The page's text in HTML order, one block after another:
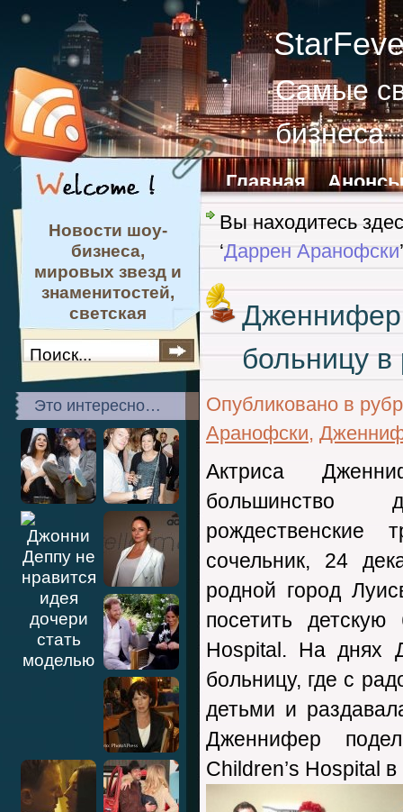
Самые
бизнеса
Главная
Обратная связь
Новости шоу-
бизнеса,
мировых звезд и
знаменитостей,
светская
хроника и мода
Это интересно…
Вы находитесь
‘Даррен Аранофски’
Дженнифер
больницу
Опубликовано в
Аранофски,
Актриса
большинство
сочельник, 24
родной город
посетить детскую
Hospital. На днях
больницу, где с
детьми и
Дженнифер
Children’s Hospital